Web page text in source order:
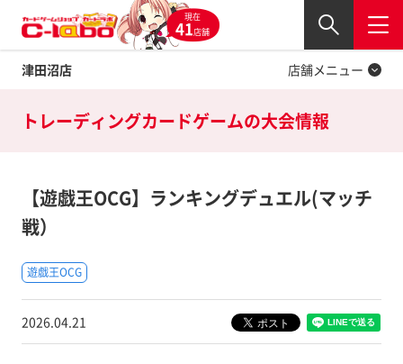
現在
41店舗
津田沼店
閉じる
店舗メニュー
Twitter
トレーディングカードゲームの大会情報
【遊戯王OCG】ランキングデュエル(マッチ
戦）
遊戯王OCG
2026.04.21